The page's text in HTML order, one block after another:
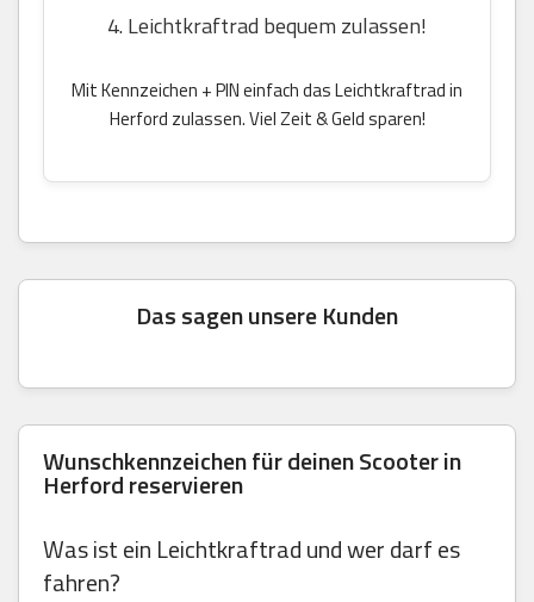
4. Leichtkraftrad bequem zulassen!
Mit Kennzeichen + PIN einfach das Leichtkraftrad in
Herford zulassen. Viel Zeit & Geld sparen!
Das sagen unsere Kunden
Wunschkennzeichen für deinen Scooter in
Herford reservieren
Was ist ein Leichtkraftrad und wer darf es
fahren?